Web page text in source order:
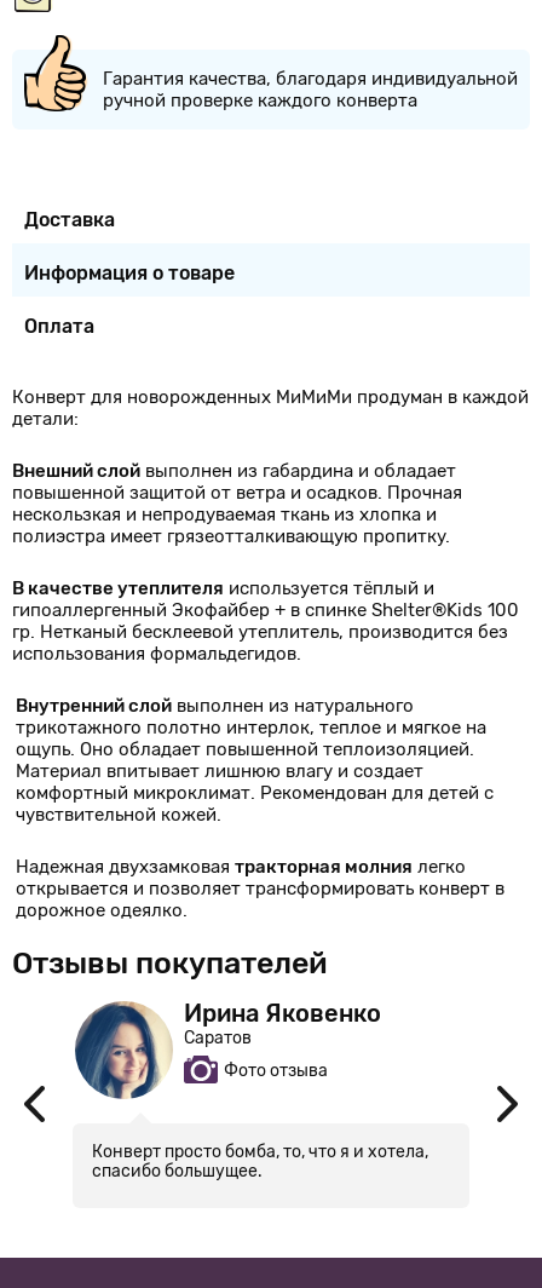
Гарантия качества, благодаря индивидуальной
ручной проверке каждого конверта
Доставка
Информация о товаре
Оплата
Конверт для новорожденных МиМиМи продуман в каждой
детали:
Внешний слой выполнен из габардина и обладает
повышенной защитой от ветра и осадков. Прочная
нескользкая и непродуваемая ткань из хлопка и
полиэстра имеет грязеотталкивающую пропитку.
В качестве утеплителя используется тёплый и
гипоаллергенный Экофайбер + в спинке Shelter®Kids 100
гр. Нетканый бесклеевой утеплитель, производится без
использования формальдегидов.
Внутренний слой выполнен из натурального
трикотажного полотно интерлок, теплое и мягкое на
ощупь. Оно обладает повышенной теплоизоляцией.
Материал впитывает лишнюю влагу и создает
комфортный микроклимат. Рекомендован для детей с
чувствительной кожей.
Надежная двухзамковая тракторная молния легко
открывается и позволяет трансформировать конверт в
дорожное одеялко.
Отзывы покупателей
Ирина Яковенко
Саратов
Фото отзыва
Конверт просто бомба, то, что я и хотела,
спасибо большущее.